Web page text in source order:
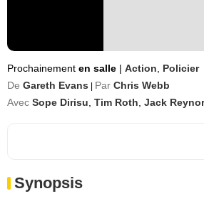
Prochainement en salle | Action
Policier
De Gareth Evans Par Chris Webb
Avec Sope Dirisu Tim Roth Jack Reynor
Synopsis